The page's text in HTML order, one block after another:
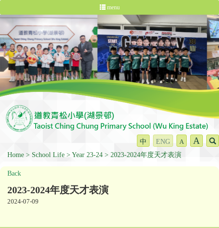
menu
中 ENG A A
Home School Life Year 23-24 2023-2024年度天才表演
Back
2023-2024年度天才表演
2024-07-09